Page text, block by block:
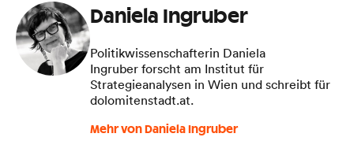
Daniela Ingruber
Politikwissenschafterin Daniela
Ingruber forscht am Institut für
Strategieanalysen in Wien und schreibt für
dolomitenstadt.at.
Mehr von Daniela Ingruber